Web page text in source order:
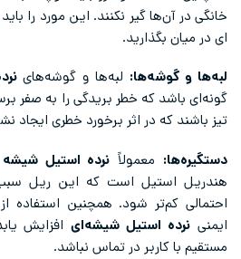
خانگی در آن‌ها گیر نکنند. این مورد را
ای در میان بگذارید.
لبه‌ها و گوشه‌ها: لبه‌ها و گوشه‌های
گونه‌ای باشد که خطر بریدگی را به صفر
تیز باشند که در اثر برخورد خطری ایجاد
دستگیره‌ها: معمولاً نرده استیل
هندریل استیل است که این ریل
احتمالی کم‌تر شود. همچنین استفاده
ایمنی نرده استیل شیشه‌ایافزایش
مستقیم با کاربر در تماس نباشد.